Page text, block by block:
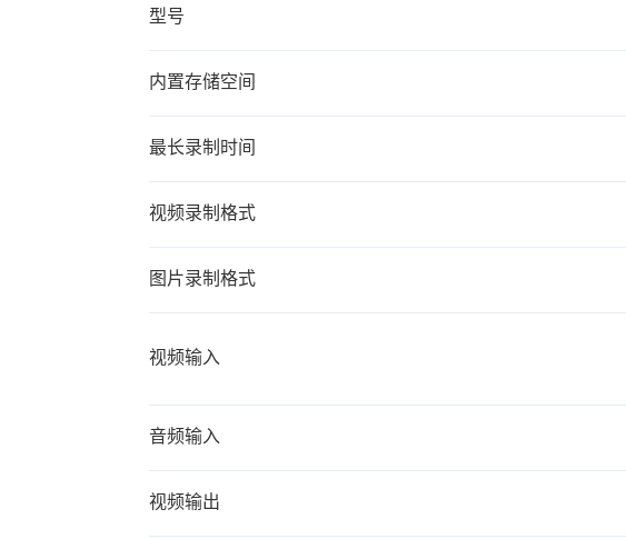
型号
内置存储空间
最长录制时间
视频录制格式
图片录制格式
视频输入
音频输入
视频输出